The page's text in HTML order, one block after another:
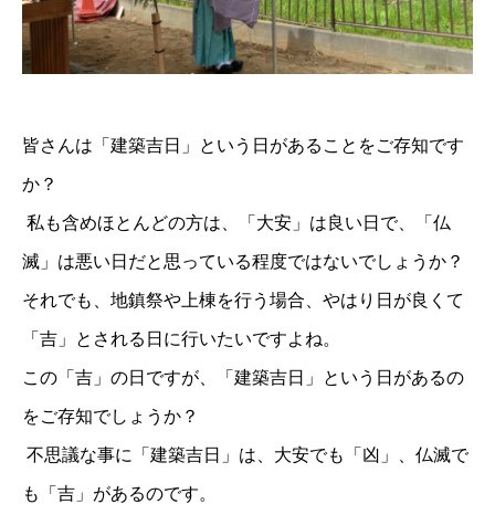
皆さんは「建築吉日」という日があることをご存知です
か？
私も含めほとんどの方は、「大安」は良い日で、「仏
滅」は悪い日だと思っている程度ではないでしょうか？
それでも、地鎮祭や上棟を行う場合、やはり日が良くて
「吉」とされる日に行いたいですよね。
この「吉」の日ですが、「建築吉日」という日があるの
をご存知でしょうか？
不思議な事に「建築吉日」は、大安でも「凶」、仏滅で
も「吉」があるのです。